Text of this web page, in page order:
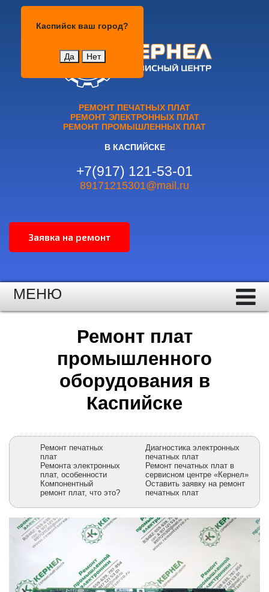
Каспийск ваш город?
Да Нет
РЕМОНТ ПЕЧАТНЫХ ПЛАТ
РЕМОНТ ЭЛЕКТРОННЫХ ПЛАТ
РЕМОНТ ПРОМЫШЛЕННЫХ ПЛАТ
В КАСПИЙСКЕ
+7(917) 121-53-01
89171215301@mail.ru
МЕНЮ
Ремонт плат
промышленного
оборудования в
Каспийске
Ремонт печатных
плат
Ремонта электронных
плат, особенности
Компонентный
ремонт плат, что это?
Диагностика электронных
печатных плат
Ремонт печатных плат в
сервисном центре «Кернел»
Оставить заявку на ремонт
печатных плат